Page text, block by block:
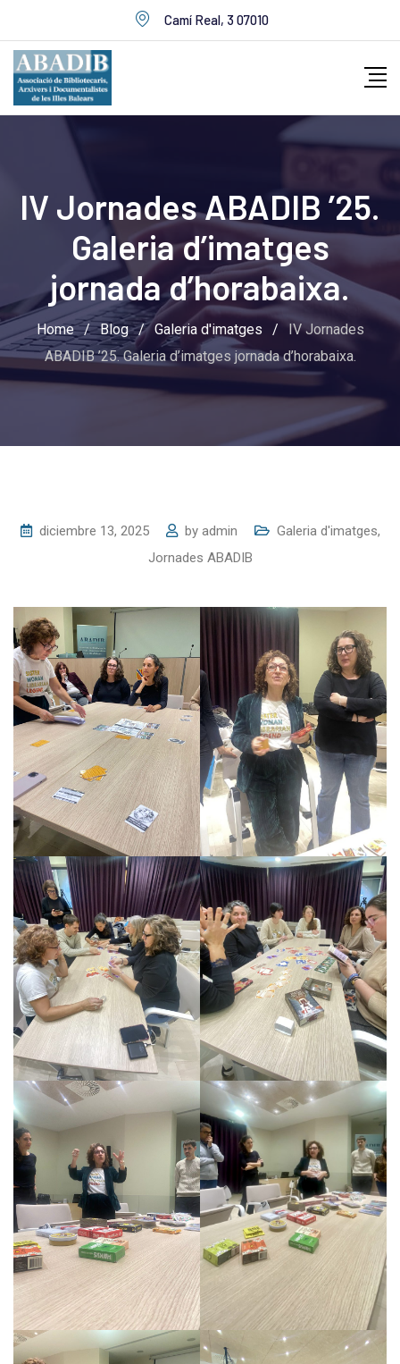
to
content
Camí Real, 3 07010
IV Jornades ABADIB ’25.
Galeria d’imatges
jornada d’horabaixa.
Home / Blog / Galeria d'imatges /
IV Jornades
ABADIB ’25. Galeria d’imatges jornada d’horabaixa.
diciembre 13, 2025 by admin Galeria d'imatges,
Jornades ABADIB